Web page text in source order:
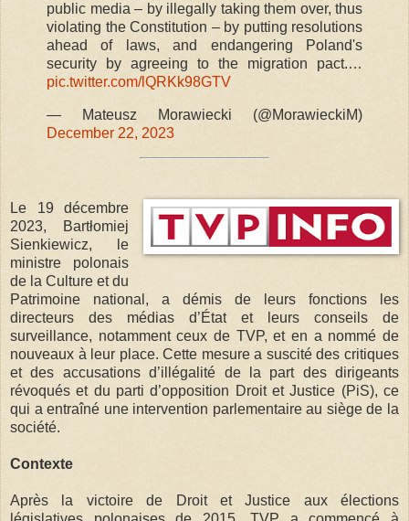
public media – by illegally taking them over, thus
violating the Constitution – by putting resolutions
ahead of laws, and endangering Poland's
security by agreeing to the migration pact.…
pic.twitter.com/lQRKk98GTV
— Mateusz Morawiecki (@MorawieckiM)
December 22, 2023
Le 19 décembre
2023, Bartłomiej
Sienkiewicz, le
ministre polonais
de la Culture et du
Patrimoine national, a démis de leurs fonctions les
directeurs des médias d’État et leurs conseils de
surveillance, notamment ceux de TVP, et en a nommé de
nouveaux à leur place. Cette mesure a suscité des critiques
et des accusations d’illégalité de la part des dirigeants
révoqués et du parti d’opposition Droit et Justice (PiS), ce
qui a entraîné une intervention parlementaire au siège de la
société.
Contexte
Après la victoire de Droit et Justice aux élections